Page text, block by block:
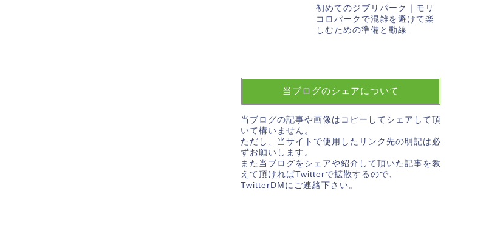
初めてのジブリパーク｜モリ
コロパークで混雑を避けて楽
しむための準備と動線
当ブログのシェアについて
当ブログの記事や画像はコピーしてシェアして頂
いて構いません。
ただし、当サイトで使用したリンク先の明記は必
ずお願いします。
また当ブログをシェアや紹介して頂いた記事を教
えて頂ければTwitterで拡散するので、
TwitterDMにご連絡下さい。